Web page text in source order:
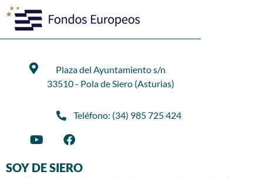
Plaza del Ayuntamiento s/n
33510 - Pola de Siero (Asturias)
Teléfono: (34) 985 725 424
SOY DE SIERO